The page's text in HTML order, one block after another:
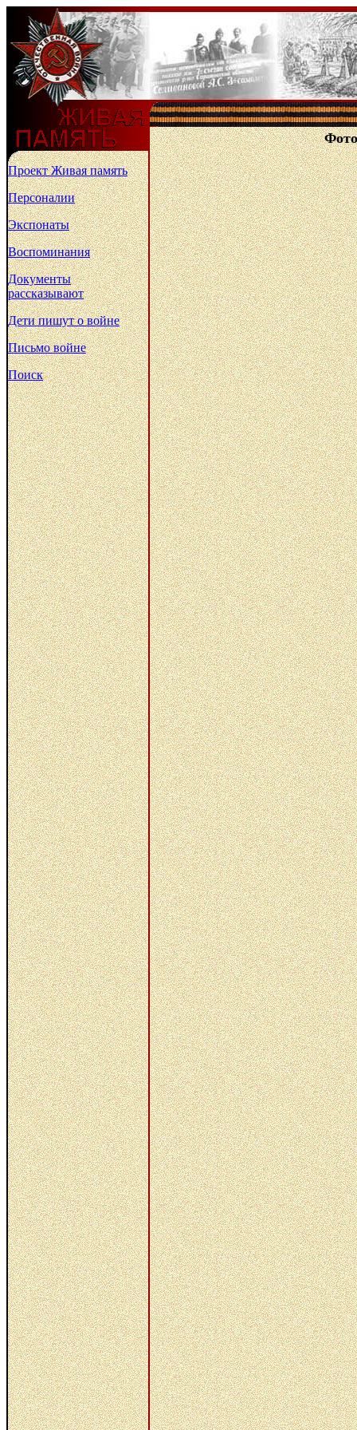
Проект Живая память
Персоналии
Экспонаты
Воспоминания
Документы
рассказывают
Дети пишут о войне
Письмо войне
Поиск